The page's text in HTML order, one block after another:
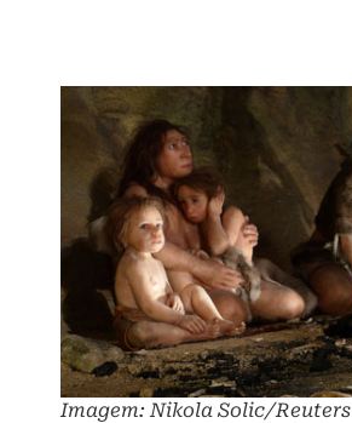
Imagem: Nikola Solic/Reuters